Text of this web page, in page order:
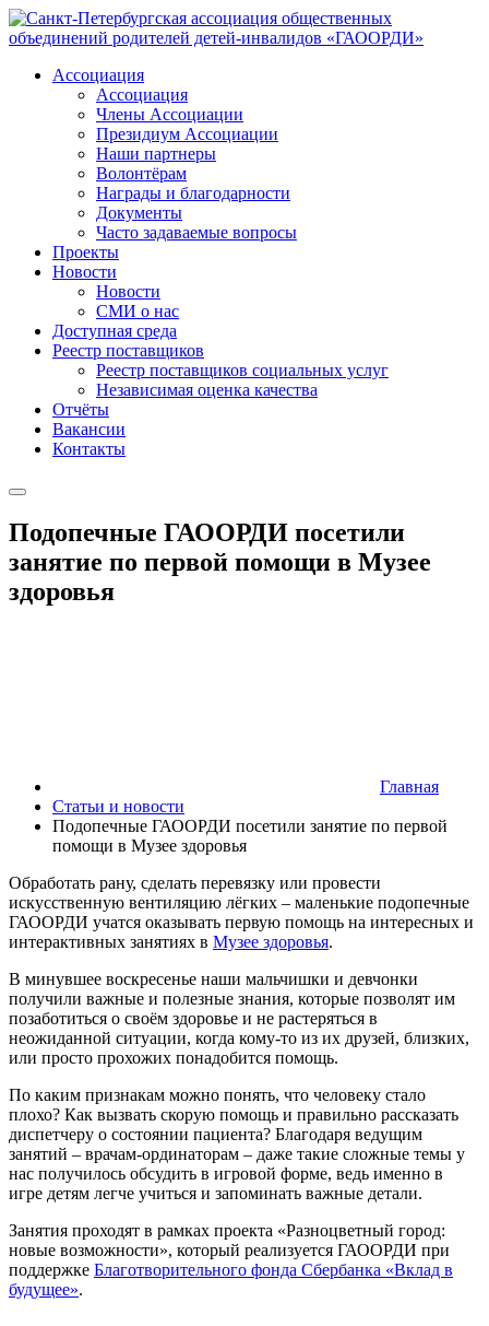
Ассоциация
Ассоциация
Члены Ассоциации
Президиум Ассоциации
Наши партнеры
Волонтёрам
Награды и благодарности
Документы
Часто задаваемые вопросы
Проекты
Новости
Новости
СМИ о нас
Доступная среда
Реестр поставщиков
Реестр поставщиков социальных услуг
Независимая оценка качества
Отчёты
Вакансии
Контакты
Подопечные ГАООРДИ посетили
занятие по первой помощи в Музее
здоровья
Главная
Статьи и новости
Подопечные ГАООРДИ посетили занятие по первой
помощи в Музее здоровья
Обработать рану, сделать перевязку или провести
искусственную вентиляцию лёгких – маленькие подопечные
ГАООРДИ учатся оказывать первую помощь на интересных и
интерактивных занятиях в Музее здоровья.
В минувшее воскресенье наши мальчишки и девчонки
получили важные и полезные знания, которые позволят им
позаботиться о своём здоровье и не растеряться в
неожиданной ситуации, когда кому-то из их друзей, близких,
или просто прохожих понадобится помощь.
По каким признакам можно понять, что человеку стало
плохо? Как вызвать скорую помощь и правильно рассказать
диспетчеру о состоянии пациента? Благодаря ведущим
занятий – врачам-ординаторам – даже такие сложные темы у
нас получилось обсудить в игровой форме, ведь именно в
игре детям легче учиться и запоминать важные детали.
Занятия проходят в рамках проекта «Разноцветный город:
новые возможности», который реализуется ГАООРДИ при
поддержке Благотворительного фонда Сбербанка «Вклад в
будущее».